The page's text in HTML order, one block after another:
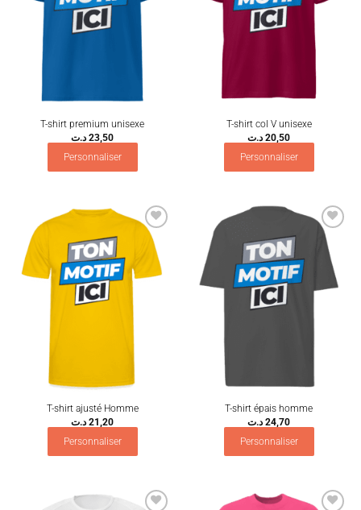
T-shirt premium unisexe
23,50 د.ت
Personnaliser
T-shirt col V unisexe
20,50 د.ت
Personnaliser
Ajouter
à la
wishlist
T-shirt ajusté Homme
21,20 د.ت
Personnaliser
Ajouter
à la
wishlist
T-shirt épais homme
24,70 د.ت
Personnaliser